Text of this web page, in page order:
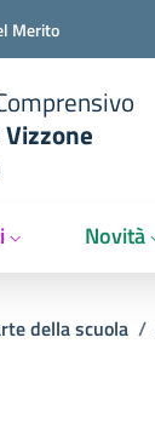
Merito
Novità
della scuola /